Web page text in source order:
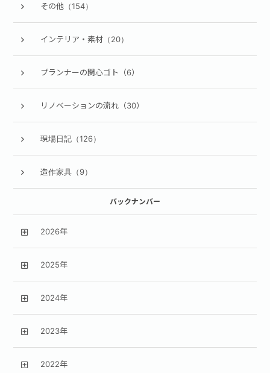
その他（154）
インテリア・素材（20）
プランナーの関心ゴト（6）
リノベーションの流れ（30）
現場日記（126）
造作家具（9）
バックナンバー
2026年
2025年
2024年
2023年
2022年